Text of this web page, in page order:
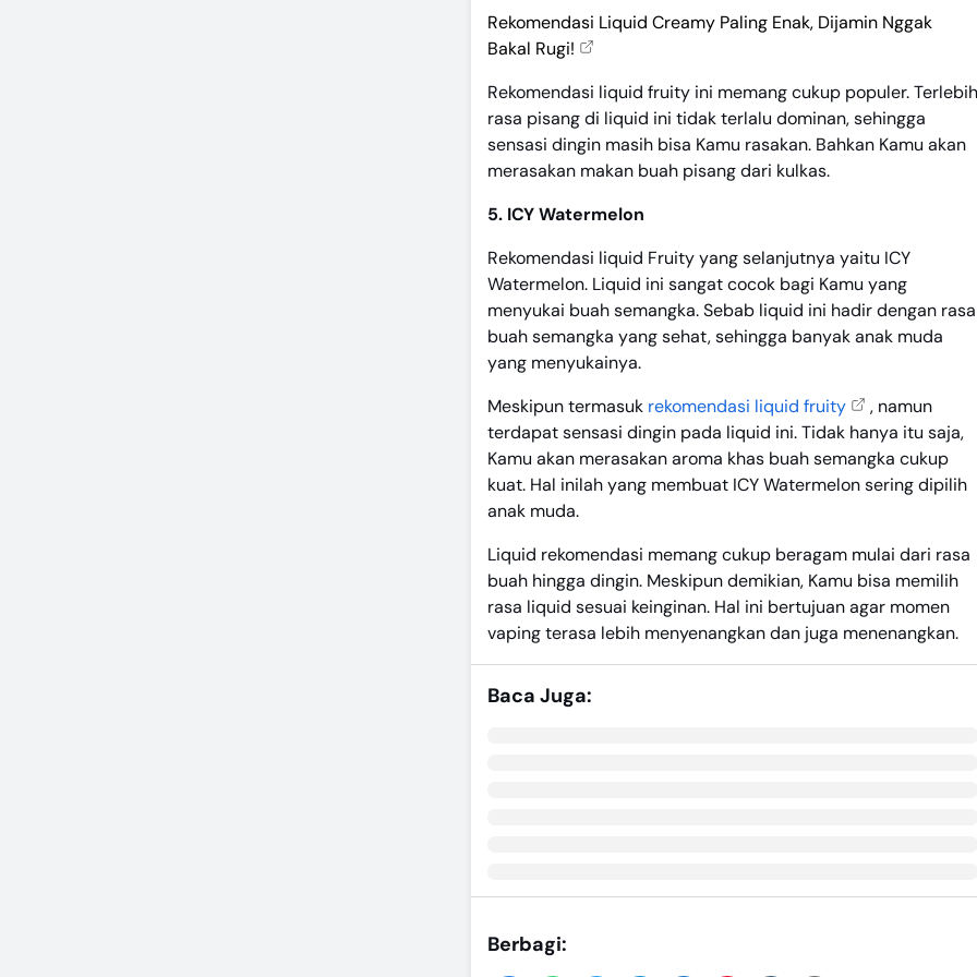
Rekomendasi Liquid Creamy Paling Enak, Dijamin Nggak
Bakal Rugi!
Rekomendasi liquid fruity ini memang cukup populer. Terlebih
rasa pisang di liquid ini tidak terlalu dominan, sehingga
sensasi dingin masih bisa Kamu rasakan. Bahkan Kamu akan
merasakan makan buah pisang dari kulkas.
5. ICY Watermelon
Rekomendasi liquid Fruity yang selanjutnya yaitu ICY
Watermelon. Liquid ini sangat cocok bagi Kamu yang
menyukai buah semangka. Sebab liquid ini hadir dengan rasa
buah semangka yang sehat, sehingga banyak anak muda
yang menyukainya.
Meskipun termasuk rekomendasi liquid fruity
, namun
terdapat sensasi dingin pada liquid ini. Tidak hanya itu saja,
Kamu akan merasakan aroma khas buah semangka cukup
kuat. Hal inilah yang membuat ICY Watermelon sering dipilih
anak muda.
Liquid rekomendasi memang cukup beragam mulai dari rasa
buah hingga dingin. Meskipun demikian, Kamu bisa memilih
rasa liquid sesuai keinginan. Hal ini bertujuan agar momen
vaping terasa lebih menyenangkan dan juga menenangkan.
Baca Juga:
Berbagi: